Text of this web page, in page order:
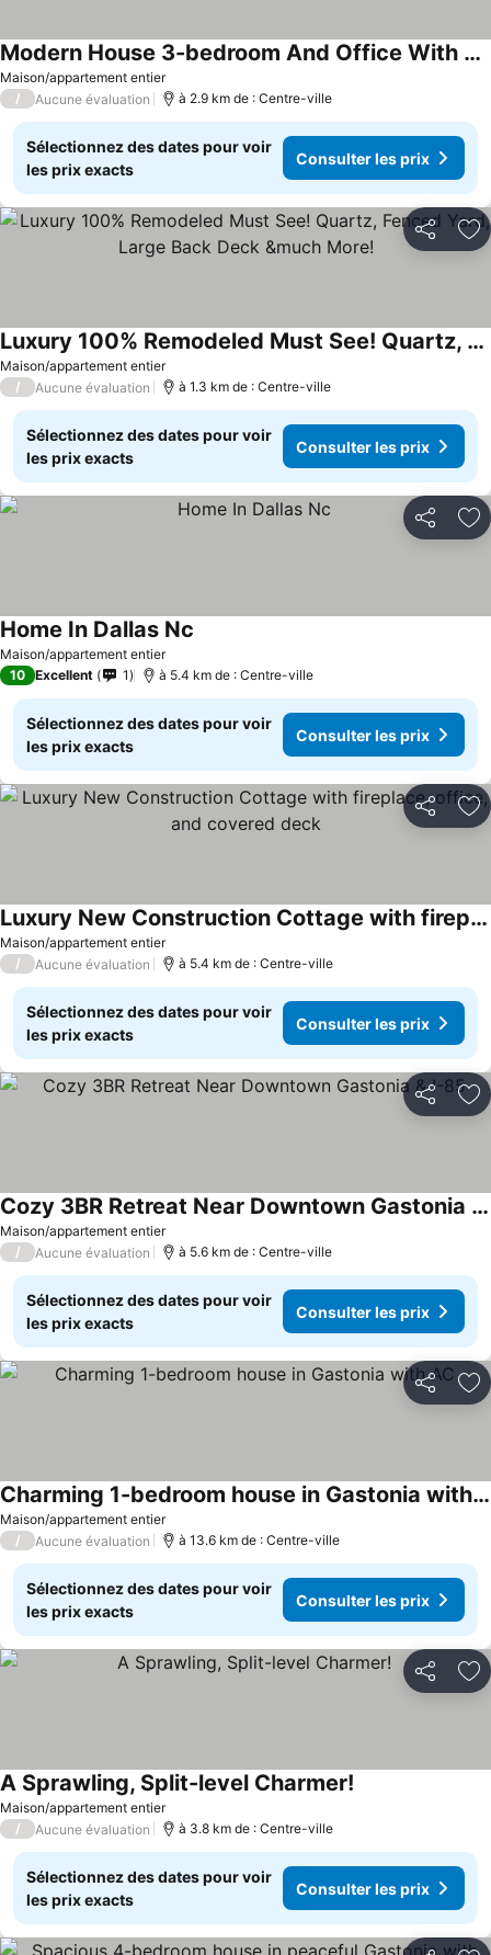
Maison/appartement entier
Modern House 3-bedroom And Office With Wifi And Ac In Gastonia
/ Aucune évaluation à 2.9 km de : Centre-ville
Sélectionnez des dates pour voir
les prix exacts
Consulter les prix
Partager
Maison/appartement entier
Luxury 100% Remodeled Must See! Quartz, Fenced Yard, Large Back Deck &much More!
/ Aucune évaluation à 1.3 km de : Centre-ville
Sélectionnez des dates pour voir
les prix exacts
Consulter les prix
Partager
Maison/appartement entier
Home In Dallas Nc
10 Excellent 1 à 5.4 km de : Centre-ville
Sélectionnez des dates pour voir
les prix exacts
Consulter les prix
Partager
Maison/appartement entier
Luxury New Construction Cottage with fireplace, office, and covered deck
/ Aucune évaluation à 5.4 km de : Centre-ville
Sélectionnez des dates pour voir
les prix exacts
Consulter les prix
Partager
Maison/appartement entier
Cozy 3BR Retreat Near Downtown Gastonia & I-85
/ Aucune évaluation à 5.6 km de : Centre-ville
Sélectionnez des dates pour voir
les prix exacts
Consulter les prix
Partager
Maison/appartement entier
Charming 1-bedroom house in Gastonia with AC
/ Aucune évaluation à 13.6 km de : Centre-ville
Sélectionnez des dates pour voir
les prix exacts
Consulter les prix
Partager
Maison/appartement entier
A Sprawling, Split-level Charmer!
/ Aucune évaluation à 3.8 km de : Centre-ville
Sélectionnez des dates pour voir
les prix exacts
Consulter les prix